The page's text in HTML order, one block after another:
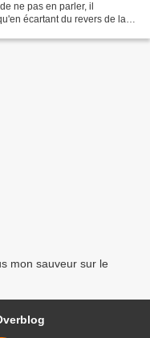
ne pas en parler, il
écartant du revers de la
mon sauveur sur le